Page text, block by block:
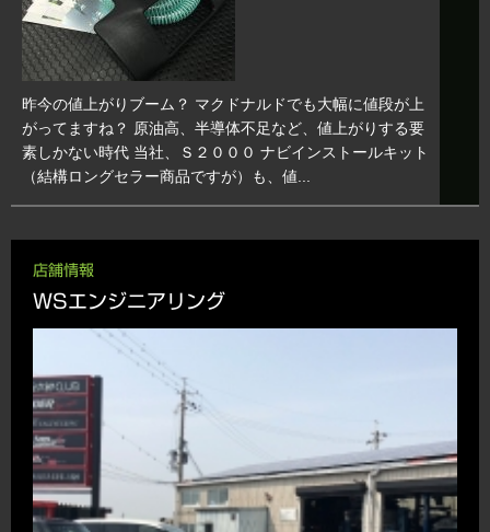
昨今の値上がりブーム？ マクドナルドでも大幅に値段が上
がってますね？ 原油高、半導体不足など、値上がりする要
素しかない時代 当社、Ｓ２０００ ナビインストールキット
（結構ロングセラー商品ですが）も、値...
店舗情報
WSエンジニアリング